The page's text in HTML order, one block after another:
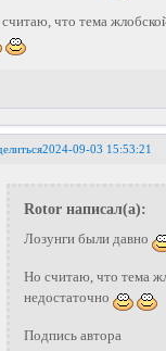
что тема
2024-09-03 15:53:21
Rotor написал(а):
Лозунги были давно
Но считаю, что тема
недостаточно
Подпись автора